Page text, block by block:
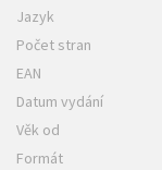
Jazyk
Počet stran
EAN
Datum vydání
Věk od
Formát